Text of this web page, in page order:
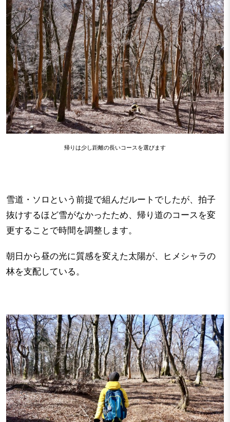
帰りは少し距離の長いコースを選びます
雪道・ソロという前提で組んだルートでしたが、拍子
抜けするほど雪がなかったため、帰り道のコースを変
更することで時間を調整します。
朝日から昼の光に質感を変えた太陽が、ヒメシャラの
林を支配している。